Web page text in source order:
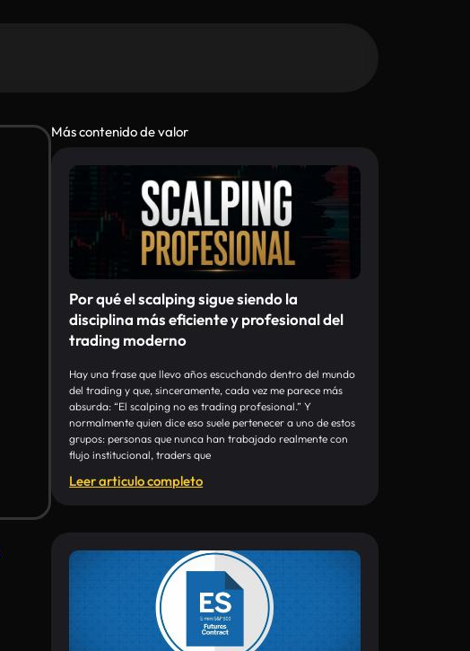
Más contenido de valor
Por qué el scalping sigue siendo la
disciplina más eficiente y profesional del
trading moderno
Hay una frase que llevo años escuchando dentro del mundo
del trading y que, sinceramente, cada vez me parece más
absurda: “El scalping no es trading profesional.” Y
normalmente quien dice eso suele pertenecer a uno de estos
grupos: personas que nunca han trabajado realmente con
flujo institucional, traders que
Leer articulo completo